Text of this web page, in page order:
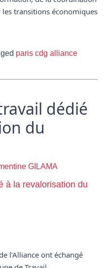
les transitions économiques
paris cdg alliance
dédié
du
GILAMA
l’Alliance ont échangé